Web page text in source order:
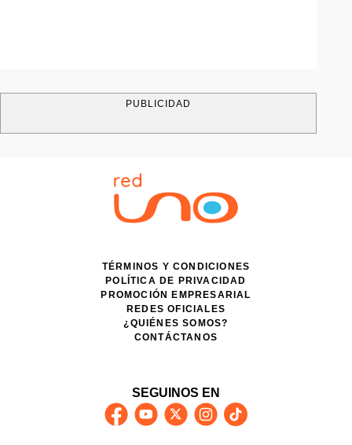
PUBLICIDAD
TÉRMINOS Y CONDICIONES
POLÍTICA DE PRIVACIDAD
PROMOCIÓN EMPRESARIAL
REDES OFICIALES
¿QUIÉNES SOMOS?
CONTÁCTANOS
SEGUINOS EN